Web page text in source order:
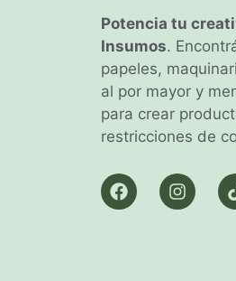
Potencia tu
Insumos.
papeles,
al por mayor y
para crear
restricciones de